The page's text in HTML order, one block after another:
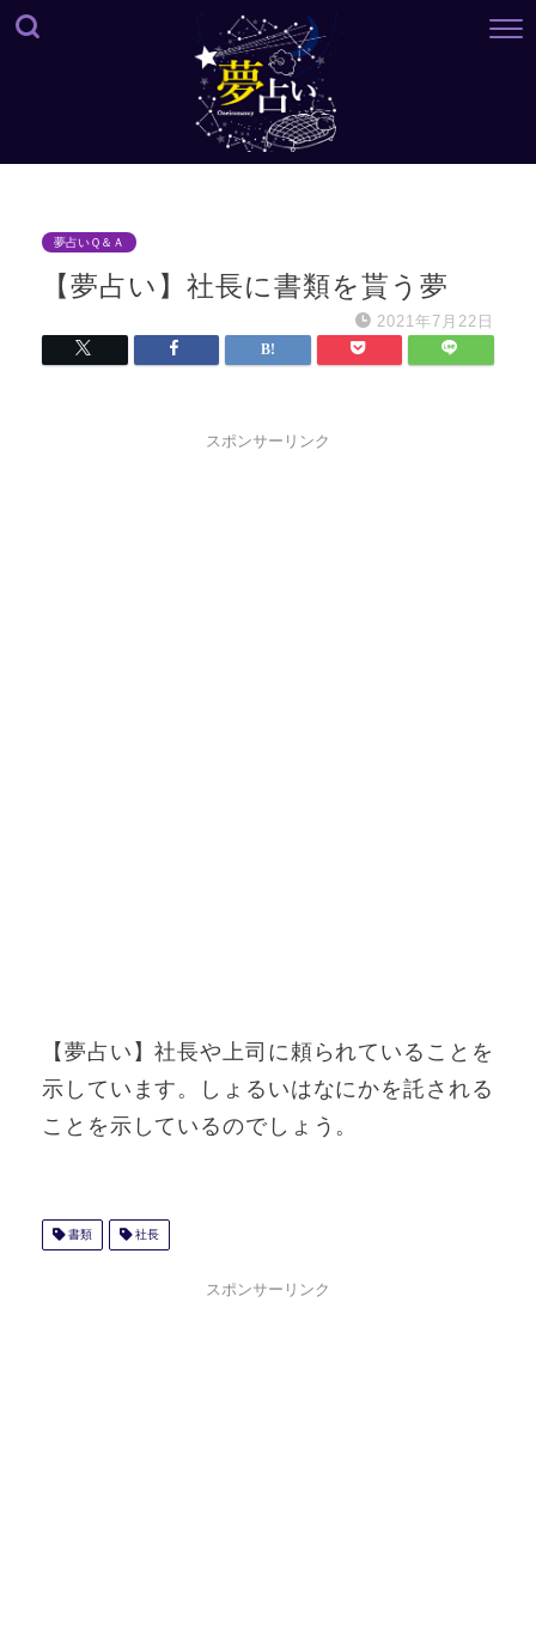
夢占いＱ＆Ａ
【夢占い】社長に書類を貰う夢
2021年7月22日
スポンサーリンク
【夢占い】社長や上司に頼られていることを
示しています。しょるいはなにかを託される
ことを示しているのでしょう。
書類 社長
スポンサーリンク